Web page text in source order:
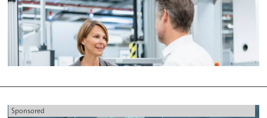
Sponsored